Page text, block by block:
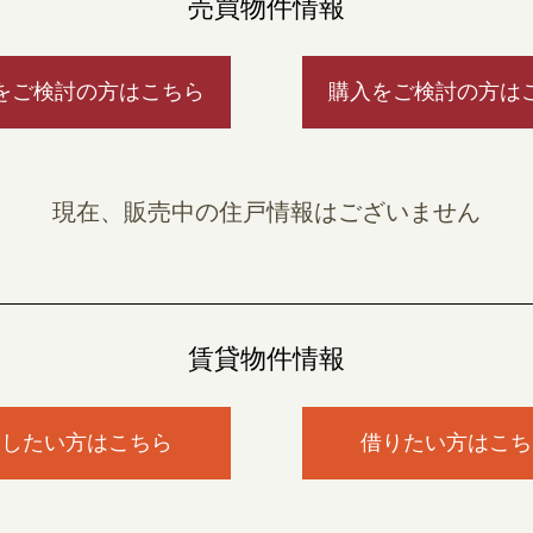
売買物件情報
ご検討の方はこちら 購入をご検討の方は
現在、販売中の住戸情報はございません
賃貸物件情報
たい方はこちら 借りたい方はこち